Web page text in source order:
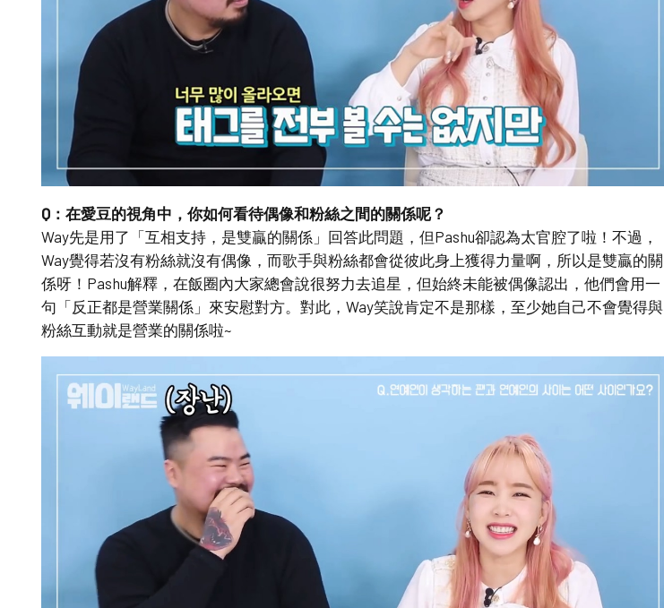
Q：在愛豆的視角中，你如何看待偶像和粉絲之間的關係呢？
Way先是用了「互相支持，是雙贏的關係」回答此問題，但Pashu卻認為太官腔了啦！不過，
Way覺得若沒有粉絲就沒有偶像，而歌手與粉絲都會從彼此身上獲得力量啊，所以是雙贏的關
係呀！Pashu解釋，在飯圈內大家總會說很努力去追星，但始終未能被偶像認出，他們會用一
句「反正都是營業關係」來安慰對方。對此，Way笑說肯定不是那樣，至少她自己不會覺得與
粉絲互動就是營業的關係啦~